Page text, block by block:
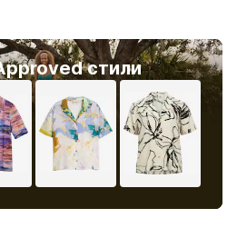
стили